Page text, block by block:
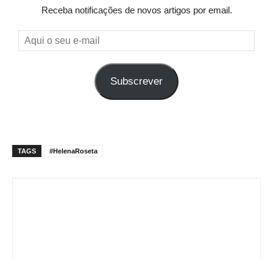
Receba notificações de novos artigos por email.
Aqui
o
Subscrever
TAGS #HelenaRoseta